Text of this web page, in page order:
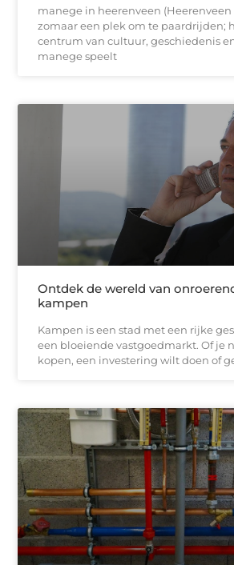
manege in heerenveen (Heerenveen
zomaar een plek om te paardrijden;
centrum van cultuur, geschiedenis
manege speelt
Ontdek de wereld van
kampen
Kampen is een stad met een rijke
een bloeiende vastgoedmarkt. Of je
kopen, een investering wilt doen of